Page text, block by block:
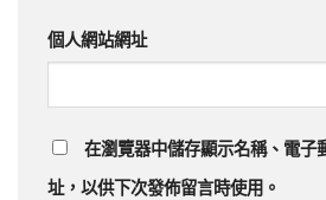
個人網站網址
在瀏覽器中儲存顯示名稱、電子
址，以供下次發佈留言時使用。